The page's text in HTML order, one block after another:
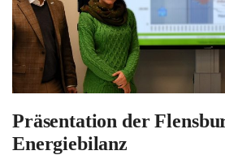
Präsentation der
Energiebilanz